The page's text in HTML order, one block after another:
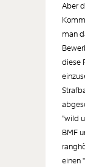
Aber
man
diese
"wild
BMF
einen